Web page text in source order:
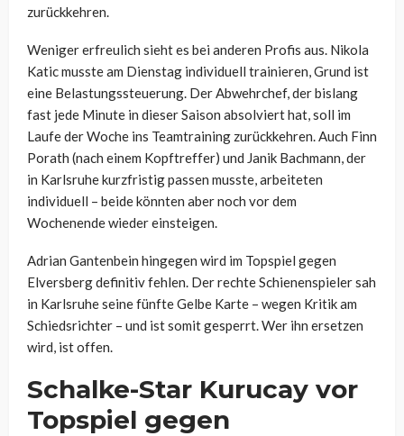
zurückkehren.
Weniger erfreulich sieht es bei anderen Profis aus. Nikola
Katic musste am Dienstag individuell trainieren, Grund ist
eine Belastungssteuerung. Der Abwehrchef, der bislang
fast jede Minute in dieser Saison absolviert hat, soll im
Laufe der Woche ins Teamtraining zurückkehren. Auch Finn
Porath (nach einem Kopftreffer) und Janik Bachmann, der
in Karlsruhe kurzfristig passen musste, arbeiteten
individuell – beide könnten aber noch vor dem
Wochenende wieder einsteigen.
Adrian Gantenbein hingegen wird im Topspiel gegen
Elversberg definitiv fehlen. Der rechte Schienenspieler sah
in Karlsruhe seine fünfte Gelbe Karte – wegen Kritik am
Schiedsrichter – und ist somit gesperrt. Wer ihn ersetzen
wird, ist offen.
Schalke-Star Kurucay vor
Topspiel gegen